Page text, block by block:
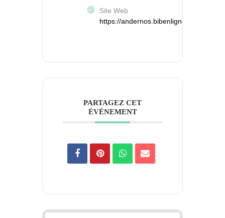
Site Web
https://andernos.bibenligne.fr/
PARTAGEZ CET
ÉVÉNEMENT